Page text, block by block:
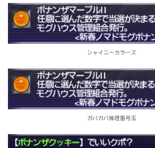
シャイニーカラーズ
ガバガバ推理番号玉